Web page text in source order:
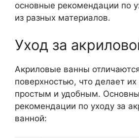
основные рекомендации по
из разных материалов.
Уход за
Акриловые ванны
поверхностью, что делает
простым и удобным.
рекомендации по уходу за
ванной: